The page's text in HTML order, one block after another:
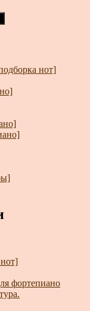
нот]
фортепиано